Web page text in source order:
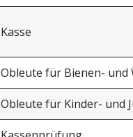
Kasse
Obleute für Bienen- und
Obleute für Kinder- und